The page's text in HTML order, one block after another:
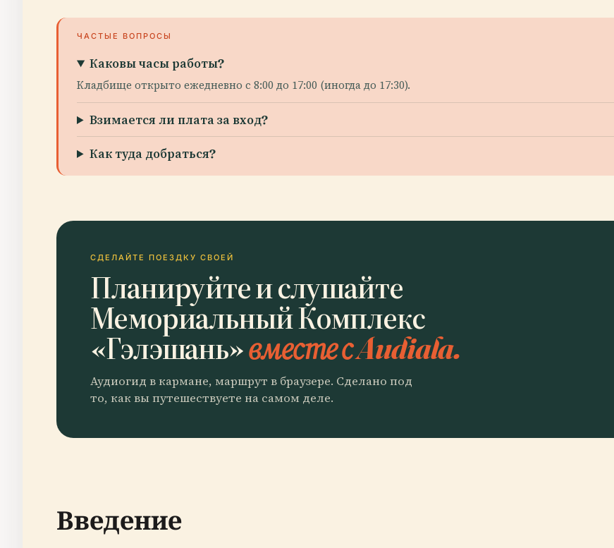
ЧАСТЫЕ ВОПРОСЫ
Каковы часы работы?
Кладбище открыто ежедневно с 8:00 до 17:00 (иногда до 17:30).
Взимается ли плата за вход?
Как туда добраться?
СДЕЛАЙТЕ ПОЕЗДКУ СВОЕЙ
Планируйте и слушайте
Мемориальный Комплекс
«Гэлэшань»вместе с Audiala.
Аудиогид в кармане, маршрут в браузере. Сделано под
то, как вы путешествуете на самом деле.
Введение